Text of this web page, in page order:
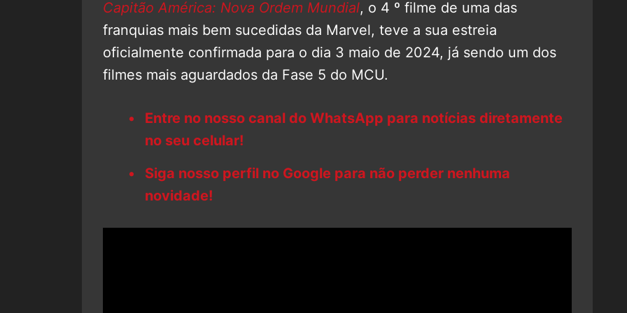
Capitão América: Nova Ordem Mundial, o 4 º filme de uma das
franquias mais bem sucedidas da Marvel, teve a sua estreia
oficialmente confirmada para o dia 3 maio de 2024, já sendo um dos
filmes mais aguardados da Fase 5 do MCU.
Entre no nosso canal do WhatsApp para notícias diretamente
no seu celular!
Siga nosso perfil no Google para não perder nenhuma
novidade!